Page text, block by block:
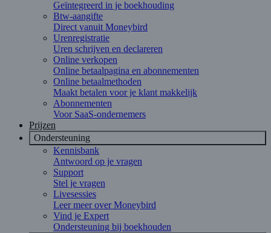
Geïntegreerd in je boekhouding
Btw-aangifte
Direct vanuit Moneybird
Urenregistratie
Uren schrijven en declareren
Online verkopen
Online betaalpagina en abonnementen
Online betaalmethoden
Maakt betalen voor je klant makkelijk
Abonnementen
Voor SaaS-ondernemers
Prijzen
Ondersteuning
Kennisbank
Antwoord op je vragen
Support
Stel je vragen
Livesessies
Leer meer over Moneybird
Vind je Expert
Ondersteuning bij boekhouden